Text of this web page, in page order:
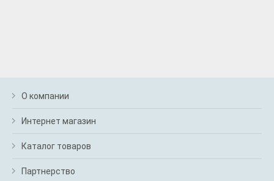
О компании
Интернет магазин
Каталог товаров
Партнерство